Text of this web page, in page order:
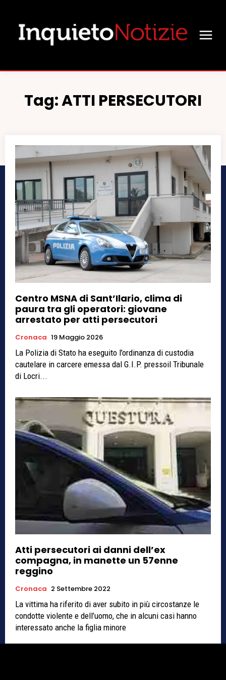
Tag:ATTI PERSECUTORI
Centro MSNA di Sant’Ilario, clima di
paura tra gli operatori: giovane
arrestato per atti persecutori
Cronaca 19 Maggio 2026
La Polizia di Stato ha eseguito l’ordinanza di custodia
cautelare in carcere emessa dal G.I.P. pressoil Tribunale
di Locri...
Atti persecutori ai danni dell’ex
compagna, in manette un 57enne
reggino
Cronaca 2 Settembre 2022
La vittima ha riferito di aver subito in più circostanze le
condotte violente e dell’uomo, che in alcuni casi hanno
interessato anche la figlia minore